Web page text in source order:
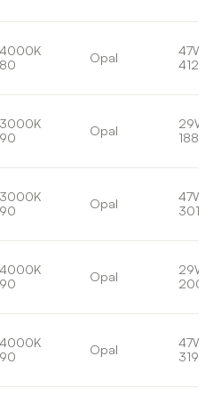
4000K
80
Opal
47W
3000K
90
Opal
29W
3000K
90
Opal
47W
4000K
90
Opal
29W
4000K
90
Opal
47W